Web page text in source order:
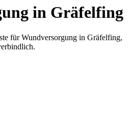
in Gräfelfing
für Wundversorgung in Gräfelfing,